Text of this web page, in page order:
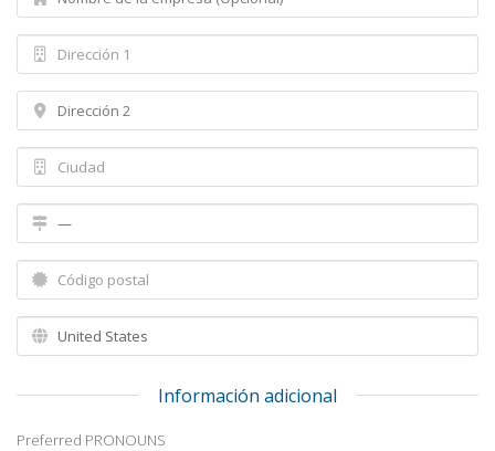
Información adicional
Preferred PRONOUNS